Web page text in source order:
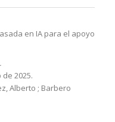
en IA para el apoyo
2025.
Alberto ; Barbero